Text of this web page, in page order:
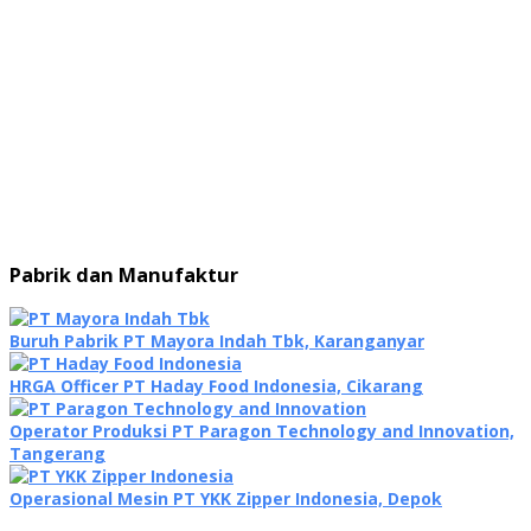
Pabrik dan Manufaktur
Buruh Pabrik PT Mayora Indah Tbk, Karanganyar
HRGA Officer PT Haday Food Indonesia, Cikarang
Operator Produksi PT Paragon Technology and Innovation,
Tangerang
Operasional Mesin PT YKK Zipper Indonesia, Depok